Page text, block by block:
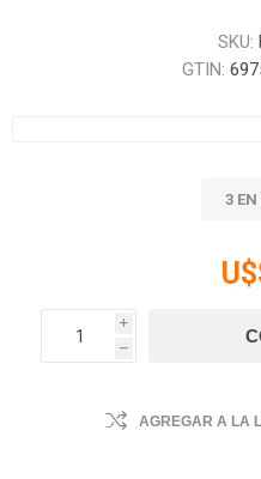
SKU:
GTIN:
3 EN
i
h
AGREGAR A LA